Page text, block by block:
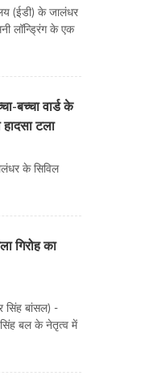
(ईडी) के जालंधर
लॉन्ड्रिंग के एक
बच्चा वार्ड के
टला
के सिविल
गिरोह का
सिंह बांसल) -
बल के नेतृत्व में